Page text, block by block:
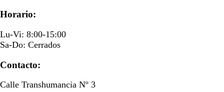
Horario:
Lu-Vi: 8:00-15:00
Sa-Do: Cerrados
Contacto:
Calle Transhumancia Nº 3